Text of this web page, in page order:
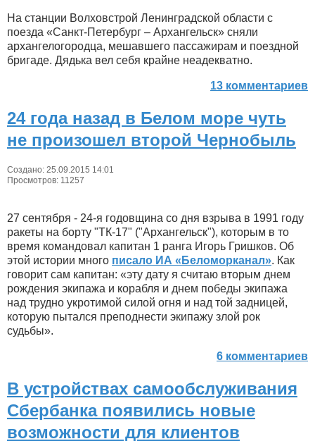
На станции Волховстрой Ленинградской области с
поезда «Санкт-Петербург – Архангельск» сняли
архангелогородца, мешавшего пассажирам и поездной
бригаде. Дядька вел себя крайне неадекватно.
13 комментариев
24 года назад в Белом море чуть
не произошел второй Чернобыль
Создано: 25.09.2015 14:01
Просмотров: 11257
27 сентября - 24-я годовщина со дня взрыва в 1991 году
ракеты на борту "ТК-17" ("Архангельск"), которым в то
время командовал капитан 1 ранга Игорь Гришков. Об
этой истории много писало ИА «Беломорканал». Как
говорит сам капитан: «эту дату я считаю вторым днем
рождения экипажа и корабля и днем победы экипажа
над трудно укротимой силой огня и над той задницей,
которую пытался преподнести экипажу злой рок
судьбы».
6 комментариев
В устройствах самообслуживания
Сбербанка появились новые
возможности для клиентов